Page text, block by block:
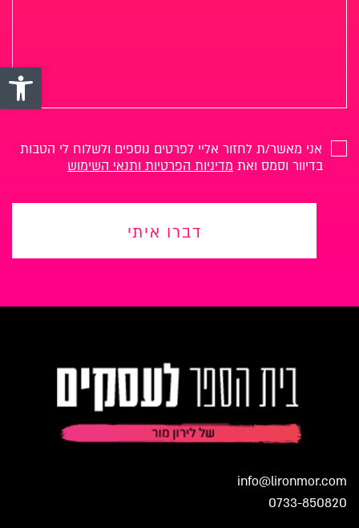
פתח
אני מאשר/ת לחזור אליי לפרטים נוספים ולשלוח לי הטבות
בדיוור וסמס ואת מדיניות הפרטיות ותנאי השימוש
דברו איתי
info@lironmor.com
0733-850820